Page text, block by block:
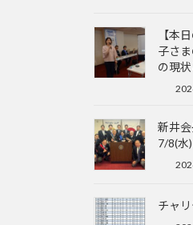
【本
子さ
の現
新井
7/8(水
チャ